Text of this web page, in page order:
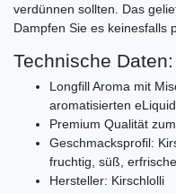
verdünnen sollten. Das
Dampfen Sie es keinesfalls
Technische Daten:
Longfill Aroma mit
aromatisierten
Premium Qualität
Geschmacksprofil:
fruchtig, süß,
Hersteller: Kirschlolli